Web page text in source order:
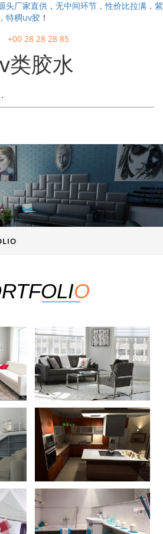
头厂家直供，无中间环节，性价比拉满，紫
特稠uv胶 ！
+00 28 28 28 85
类胶水
O